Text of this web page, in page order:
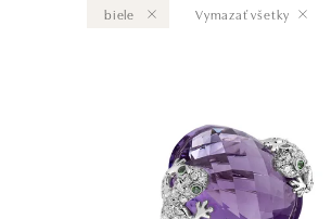
biele Vymazať všetky